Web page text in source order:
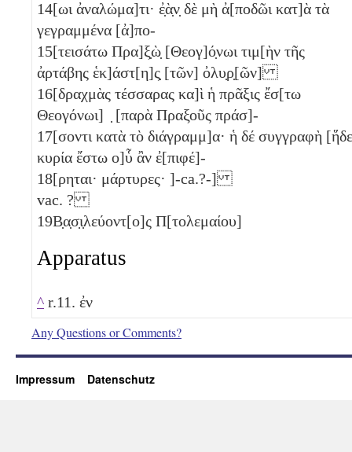
14[ωι ἀναλώμα]τι· ἐ̣ὰ̣ν̣ δὲ μὴ ἀ[ποδῶι κατ]ὰ τὰ
γεγραμμένα [ἀ]πο-
15[τεισάτω Πρα]ξ̣ὼ̣ [Θεογ]ό̣νωι τιμ[ὴν τῆς
ἀρτάβης ἑκ]άστ[η]ς̣ [τῶν] ὀλυ̣ρ̣[ῶν]
16[δραχμὰς τέσσαρας κα]ὶ ἡ πρᾶξις ἔσ[τω
Θεογόνωι] ̣ [παρὰ Πραξοῦς πράσ]-
17[σοντι κατὰ τὸ διάγραμμ]α· ἡ δέ συγγραφὴ [ἥδε
κυρία ἔστω ο]ὗ ἂν ἐ[πιφέ]-
18[ρηται· μάρτυρες· ]-ca.?-]
vac. ?
19Β̣α̣σ̣ι̣λεύοντ[ο]ς Π[τολεμαίου]
Apparatus
^ r.11. ἐν
Any Questions or Comments?
Impressum Datenschutz